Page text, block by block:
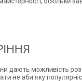
дають можливість
не аби яку